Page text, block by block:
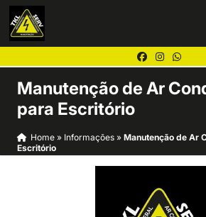
Manutenção de Ar
para Escritório
Home» Informações » Manutenção de Ar
Escritório